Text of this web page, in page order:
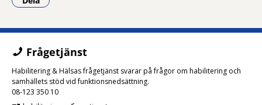
- Klicka för att öppna delningsalternativ.
Frågetjänst
Habilitering & Hälsas frågetjänst svarar på frågor om habilitering och
samhällets stöd vid funktionsnedsättning.
08-123 350 10